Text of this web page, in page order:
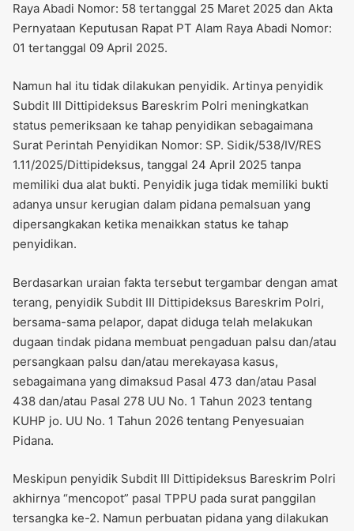
Raya Abadi Nomor: 58 tertanggal 25 Maret 2025 dan Akta
Pernyataan Keputusan Rapat PT Alam Raya Abadi Nomor:
01 tertanggal 09 April 2025.
Namun hal itu tidak dilakukan penyidik. Artinya penyidik
Subdit III Dittipideksus Bareskrim Polri meningkatkan
status pemeriksaan ke tahap penyidikan sebagaimana
Surat Perintah Penyidikan Nomor: SP. Sidik/538/IV/RES
1.11/2025/Dittipideksus, tanggal 24 April 2025 tanpa
memiliki dua alat bukti. Penyidik juga tidak memiliki bukti
adanya unsur kerugian dalam pidana pemalsuan yang
dipersangkakan ketika menaikkan status ke tahap
penyidikan.
Berdasarkan uraian fakta tersebut tergambar dengan amat
terang, penyidik Subdit III Dittipideksus Bareskrim Polri,
bersama-sama pelapor, dapat diduga telah melakukan
dugaan tindak pidana membuat pengaduan palsu dan/atau
persangkaan palsu dan/atau merekayasa kasus,
sebagaimana yang dimaksud Pasal 473 dan/atau Pasal
438 dan/atau Pasal 278 UU No. 1 Tahun 2023 tentang
KUHP jo. UU No. 1 Tahun 2026 tentang Penyesuaian
Pidana.
Meskipun penyidik Subdit III Dittipideksus Bareskrim Polri
akhirnya “mencopot” pasal TPPU pada surat panggilan
tersangka ke-2. Namun perbuatan pidana yang dilakukan